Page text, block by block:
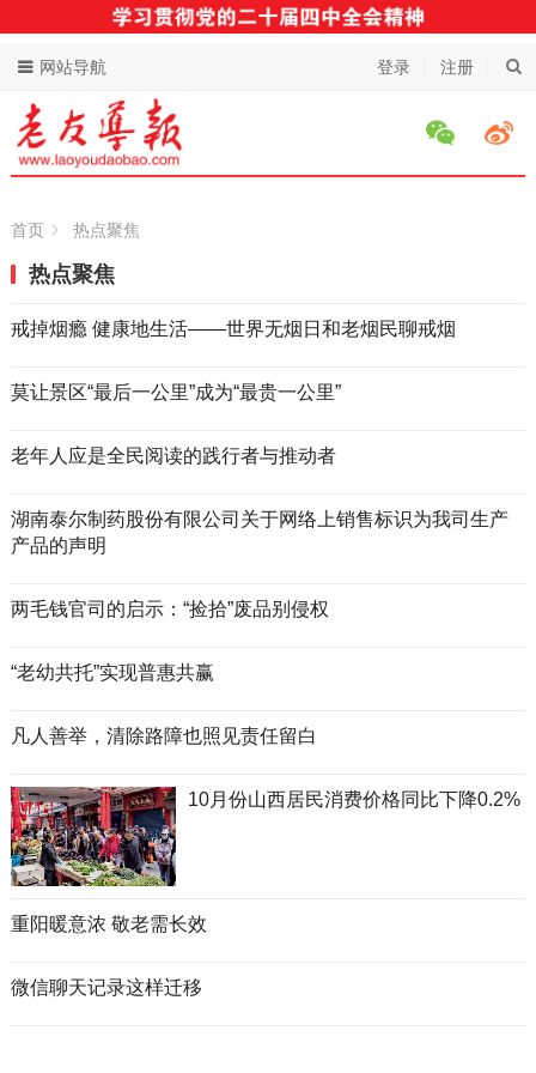
登录 注册
网站导航
首页 热点聚焦
热点聚焦
戒掉烟瘾 健康地生活——世界无烟日和老烟民聊戒烟
莫让景区“最后一公里”成为“最贵一公里”
老年人应是全民阅读的践行者与推动者
湖南泰尔制药股份有限公司关于网络上销售标识为我司生产
产品的声明
两毛钱官司的启示：“捡拾”废品别侵权
“老幼共托”实现普惠共赢
凡人善举，清除路障也照见责任留白
10月份山西居民消费价格同比下降0.2%
重阳暖意浓 敬老需长效
微信聊天记录这样迁移